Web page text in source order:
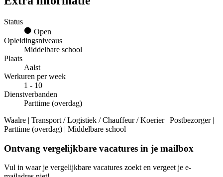
Status
Open
Opleidingsniveaus
Middelbare school
Plaats
Aalst
Werkuren per week
1 - 10
Dienstverbanden
Parttime (overdag)
Waalre | Transport / Logistiek / Chauffeur / Koerier | Postbezorger |
Parttime (overdag) | Middelbare school
Ontvang vergelijkbare vacatures in je mailbox
Vul in waar je vergelijkbare vacatures zoekt en vergeet je e-